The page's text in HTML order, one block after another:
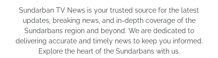
Sundarban TV News is your trusted source for the latest
updates, breaking news, and in-depth coverage of the
Sundarbans region and beyond. We are dedicated to
delivering accurate and timely news to keep you informed.
Explore the heart of the Sundarbans with us.